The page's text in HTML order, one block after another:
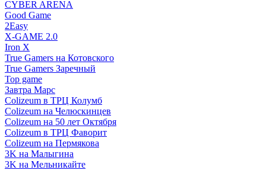
CYBER ARENA
Good Game
2Easy
X-GAME 2.0
Iron X
True Gamers на Котовского
True Gamers Заречный
Top game
Завтра Марс
Colizeum в ТРЦ Колумб
Colizeum на Челюскинцев
Colizeum на 50 лет Октября
Colizeum в ТРЦ Фаворит
Colizeum на Пермякова
3K на Малыгина
3K на Мельникайте